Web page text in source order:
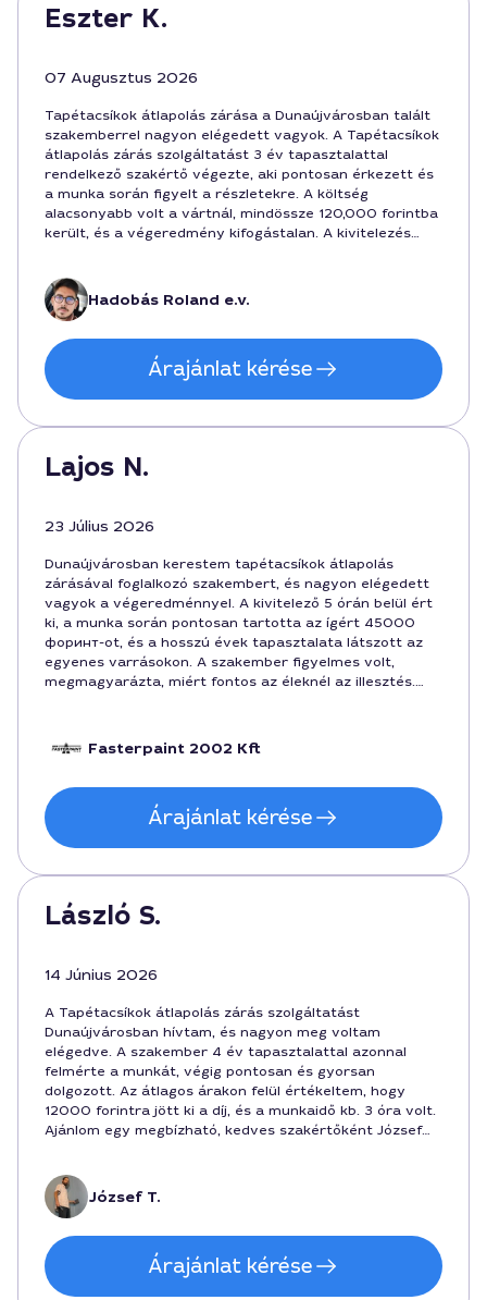
Eszter K.
07 Augusztus 2026
Tapétacsíkok átlapolás zárása a Dunaújvárosban talált
szakemberrel nagyon elégedett vagyok. A Tapétacsíkok
átlapolás zárás szolgáltatást 3 év tapasztalattal
rendelkező szakértő végezte, aki pontosan érkezett és
a munka során figyelt a részletekre. A költség
alacsonyabb volt a vártnál, mindössze 120,000 forintba
került, és a végeredmény kifogástalan. A kivitelezés
Rolandot a projekt zárásához.
Hadobás Roland e.v.
Árajánlat kérése
Lajos N.
23 Július 2026
Dunaújvárosban kerestem tapétacsíkok átlapolás
zárásával foglalkozó szakembert, és nagyon elégedett
vagyok a végeredménnyel. A kivitelező 5 órán belül ért
ki, a munka során pontosan tartotta az ígért 45000
форинт-ot, és a hosszú évek tapasztalata látszott az
egyenes varrásokon. A szakember figyelmes volt,
megmagyarázta, miért fontos az éleknél az illesztés.
Fasterpaint 2002 Kft
Árajánlat kérése
László S.
14 Június 2026
A Tapétacsíkok átlapolás zárás szolgáltatást
Dunaújvárosban hívtam, és nagyon meg voltam
elégedve. A szakember 4 év tapasztalattal azonnal
felmérte a munkát, végig pontosan és gyorsan
dolgozott. Az átlagos árakon felül értékeltem, hogy
12000 forintra jött ki a díj, és a munkaidő kb. 3 óra volt.
Ajánlom egy megbízható, kedves szakértőként József
József T.
Árajánlat kérése